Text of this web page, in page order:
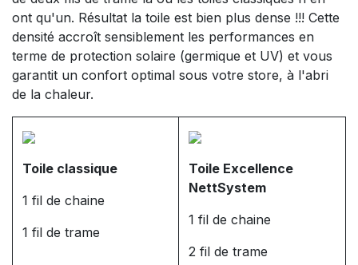
ont qu'un. Résultat la toile est bien plus dense !!! Cette
densité accroît sensiblement les performances en
terme de protection solaire (germique et UV) et vous
garantit un confort optimal sous votre store, à l'abri
de la chaleur.
Toile classique
1 fil de chaine
1 fil de trame
Toile Excellence
NettSystem
1 fil de chaine
2 fil de trame